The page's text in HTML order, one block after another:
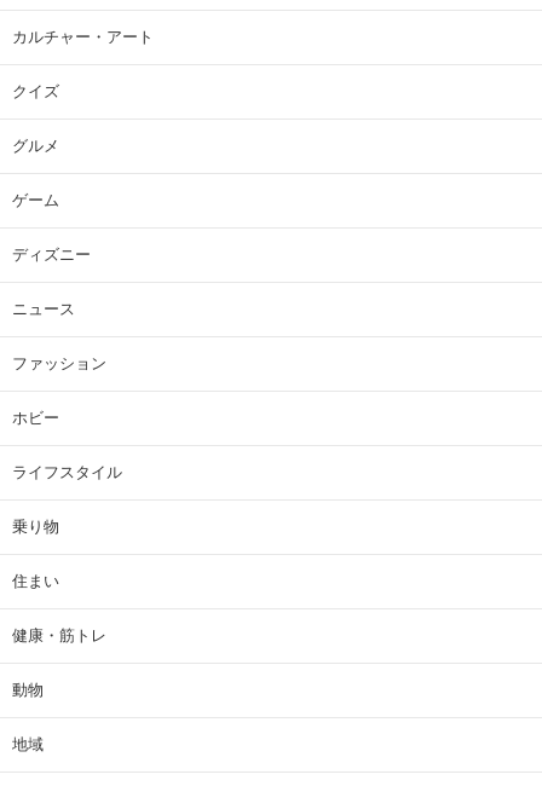
カルチャー・アート
クイズ
グルメ
ゲーム
ディズニー
ニュース
ファッション
ホビー
ライフスタイル
乗り物
住まい
健康・筋トレ
動物
地域